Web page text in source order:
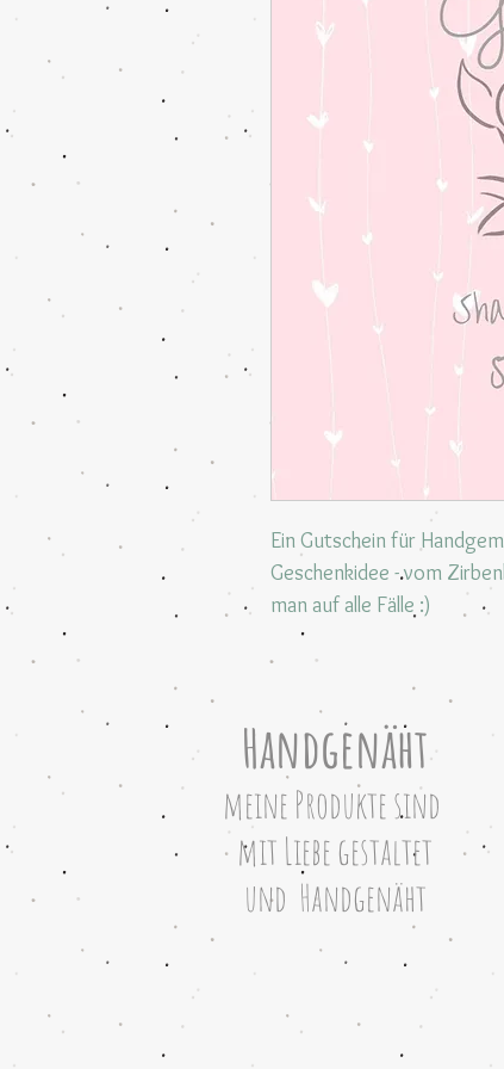
Ein Gutschein für
Geschenkidee - vom
man auf alle Fälle :)
Handgenäht
meine Produkte sind
mit Liebe gestaltet
und Handgenäht